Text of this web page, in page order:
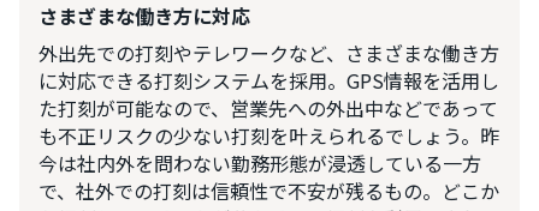
さまざまな働き方に対応
外出先での打刻やテレワークなど、さまざまな働き方
に対応できる打刻システムを採用。GPS情報を活用し
た打刻が可能なので、営業先への外出中などであって
も不正リスクの少ない打刻を叶えられるでしょう。昨
今は社内外を問わない勤務形態が浸透している一方
で、社外での打刻は信頼性で不安が残るもの。どこか